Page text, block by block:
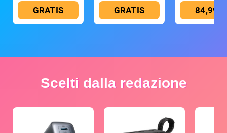
GRATIS GRATIS 84,99 €
Scelti dalla redazione